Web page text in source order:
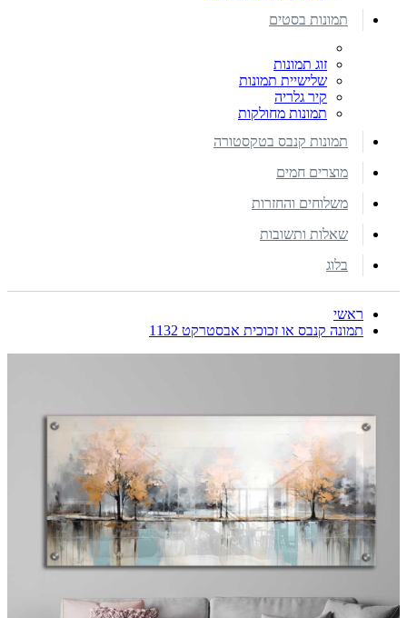
תמונות בסטים
זוג תמונות
שלישיית תמונות
קיר גלריה
תמונות מחולקות
תמונות קנבס בטקסטורה
מוצרים חמים
משלוחים והחזרות
שאלות ותשובות
בלוג
ראשי
תמונה קנבס או זכוכית אבסטרקט 1132